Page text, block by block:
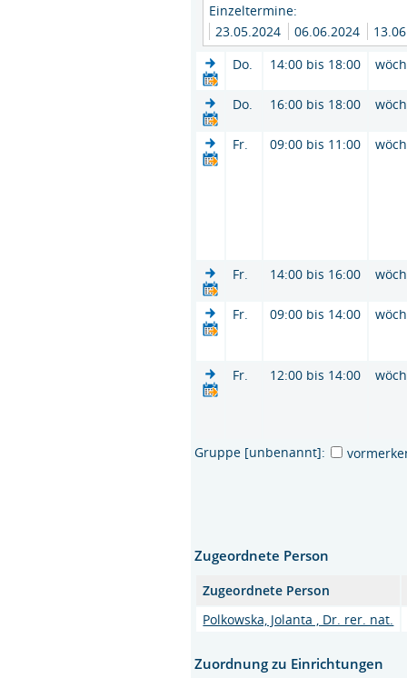
Einzeltermine:
23.05.2024
06.06.2024
Do.
14:00 bis 18:00
Do. 16:00 bis 18:00
Fr. 09:00 bis 11:00
Fr. 14:00 bis 16:00
Fr. 09:00 bis 14:00
Fr. 12:00 bis 14:00
Gruppe [unbenannt]:
Zugeordnete Person
Zugeordnete Person
Polkowska, Jolanta , Dr. rer. nat.
Zuordnung zu Einrichtungen